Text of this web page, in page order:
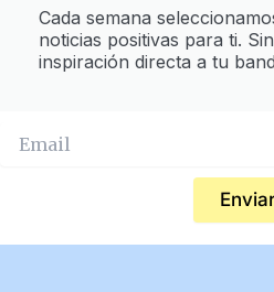
Cada semana
noticias positivas para ti.
inspiración directa a tu